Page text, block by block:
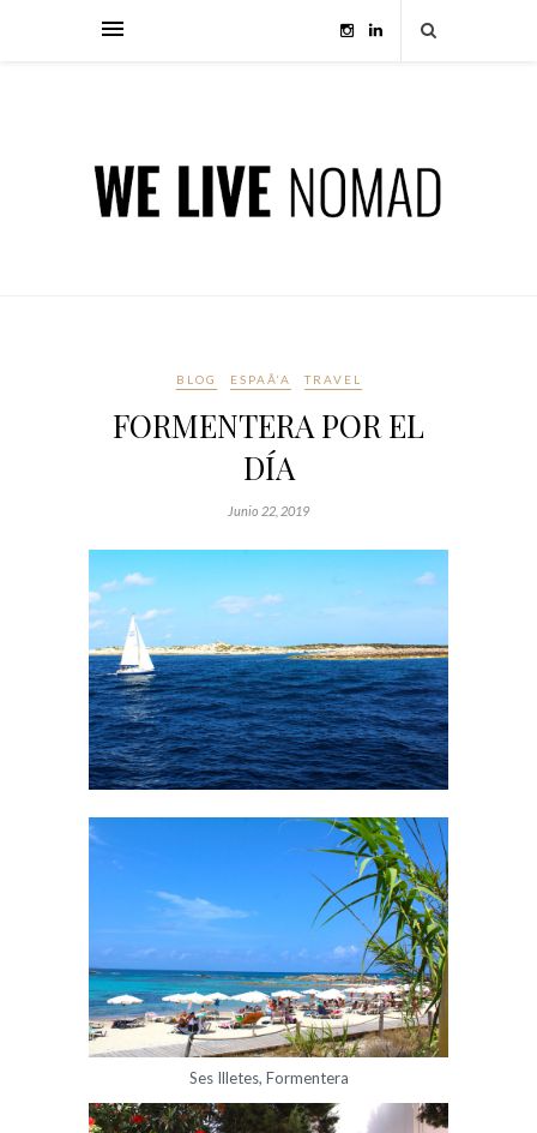
BLOG ESPAÃ‘A TRAVEL
FORMENTERA POR EL
DÍA
Junio 22, 2019
Ses Illetes, Formentera